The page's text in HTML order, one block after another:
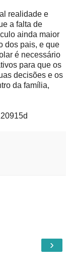
realidade e
a falta de
ainda maior
dos pais, e que
é necessário
para que os
decisões e os
da família,
›